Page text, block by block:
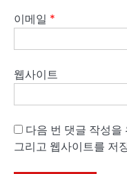
이메일 *
웹사이트
다음 번 댓글 작성을
그리고 웹사이트를 저